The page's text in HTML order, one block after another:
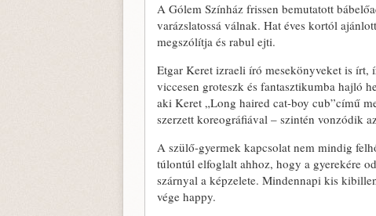
A Gólem Színház frissen bemutatott
varázslatossá válnak. Hat éves kortól
megszólítja és rabul ejti.
Etgar Keret izraeli író mesekönyveket is
viccesen groteszk és fantasztikumba hajló
aki Keret „Long haired cat-boy cub”című
szerzett koreográfiával – szintén vonzódik
A szülő-gyermek kapcsolat nem mindig
túlontúl elfoglalt ahhoz, hogy a gyerekére
szárnyal a képzelete. Mindennapi kis
vége happy.